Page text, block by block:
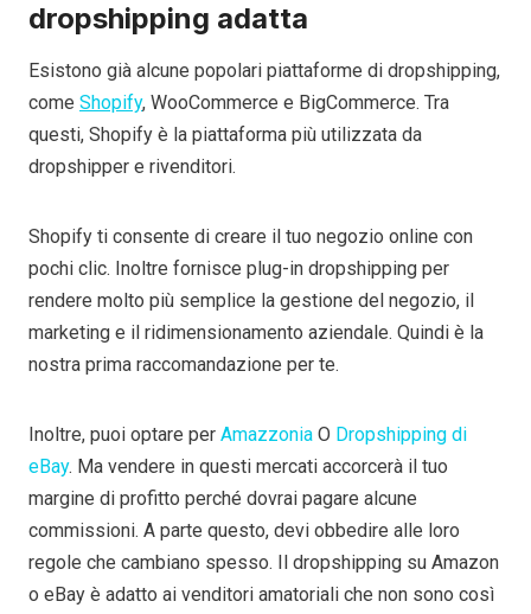
dropshipping adatta
Esistono già alcune popolari piattaforme di dropshipping,
come Shopify, WooCommerce e BigCommerce. Tra
questi, Shopify è la piattaforma più utilizzata da
dropshipper e rivenditori.
Shopify ti consente di creare il tuo negozio online con
pochi clic. Inoltre fornisce plug-in dropshipping per
rendere molto più semplice la gestione del negozio, il
marketing e il ridimensionamento aziendale. Quindi è la
nostra prima raccomandazione per te.
Inoltre, puoi optare per Amazzonia O Dropshipping di
eBay. Ma vendere in questi mercati accorcerà il tuo
margine di profitto perché dovrai pagare alcune
commissioni. A parte questo, devi obbedire alle loro
regole che cambiano spesso. Il dropshipping su Amazon
o eBay è adatto ai venditori amatoriali che non sono così